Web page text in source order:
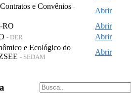
e Convênios -
Abrir
RO
Abrir
- DER
Abrir
e Ecológico do
- SEDAM
Abrir